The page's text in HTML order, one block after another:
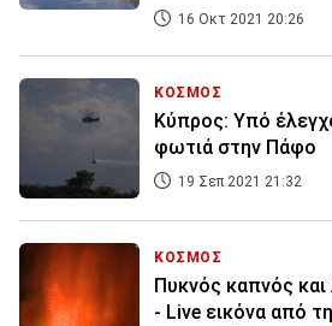
16 Οκτ 2021 20:26
ΚΟΣΜΟΣ
Κύπρος: Υπό
φωτιά στην Πάφο
19 Σεπ 2021 21:32
ΚΟΣΜΟΣ
Πυκνός καπνός
- Live εικόνα από